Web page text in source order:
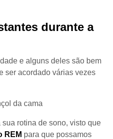
durante a
e alguns deles são bem
ser acordado várias vezes
sua rotina de sono, visto que
REM para que possamos